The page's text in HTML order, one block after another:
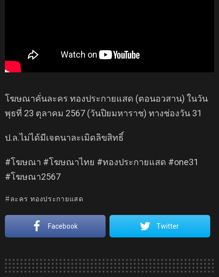
โฆษณาคั่นละคร ทองประกายแสด (ตอนอวสาน) ในวัน
พุธที่ 23 ตุลาคม 2567 (วันปิยมหาราช) ทางช่องวัน 31
ป.ล.ไม่ได้มีเจตนาละเมิดลิขสิทธิ์
#โฆษณา #โฆษณาไทย #ทองประกายแสด #one31
#โฆษณา2567
ละคร ทองประกายแสด
Facebook Twitter